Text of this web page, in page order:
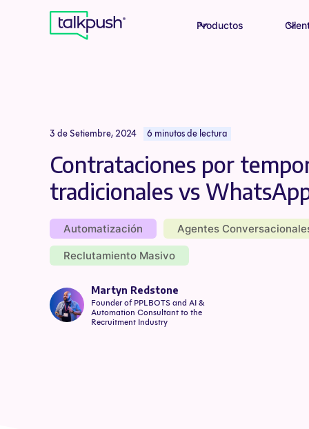
Productos
3 de Setiembre, 2024 6 minutos de lectura
Contrataciones por
tradicionales vs
Automatización Agentes
Reclutamiento Masivo
Martyn Redstone
Founder of PPLBOTS and AI &
Automation Consultant to the
Recruitment Industry